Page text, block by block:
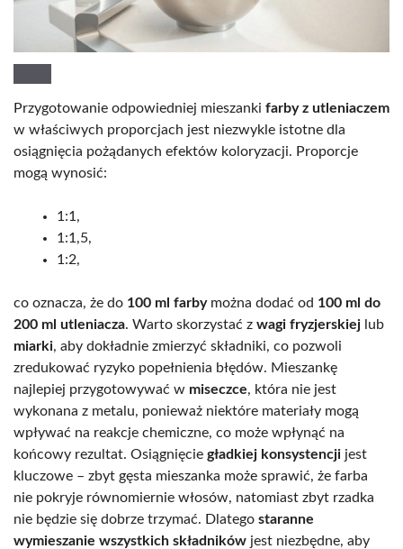
Przygotowanie odpowiedniej mieszanki farby z utleniaczem
w właściwych proporcjach jest niezwykle istotne dla
osiągnięcia pożądanych efektów koloryzacji. Proporcje
mogą wynosić:
1:1,
1:1,5,
1:2,
co oznacza, że do 100 ml farbymożna dodać od 100 ml do
200 ml utleniacza. Warto skorzystać z wagi fryzjerskiej lub
miarki, aby dokładnie zmierzyć składniki, co pozwoli
zredukować ryzyko popełnienia błędów. Mieszankę
najlepiej przygotowywać w miseczce, która nie jest
wykonana z metalu, ponieważ niektóre materiały mogą
wpływać na reakcje chemiczne, co może wpłynąć na
końcowy rezultat. Osiągnięcie gładkiej konsystencji jest
kluczowe – zbyt gęsta mieszanka może sprawić, że farba
nie pokryje równomiernie włosów, natomiast zbyt rzadka
nie będzie się dobrze trzymać. Dlatego staranne
wymieszanie wszystkich składników jest niezbędne, aby